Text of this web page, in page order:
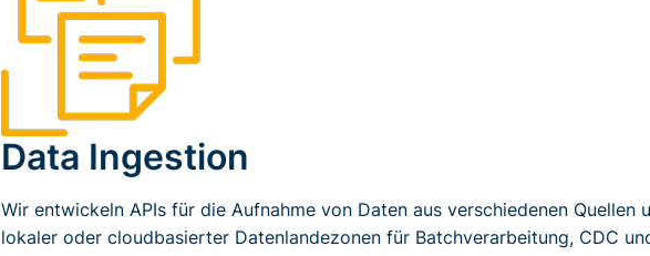
Data Ingestion
Wir entwickeln APIs für die Aufnahme von Daten aus verschiedenen Quellen
lokaler oder cloudbasierter Datenlandezonen für Batchverarbeitung, CDC